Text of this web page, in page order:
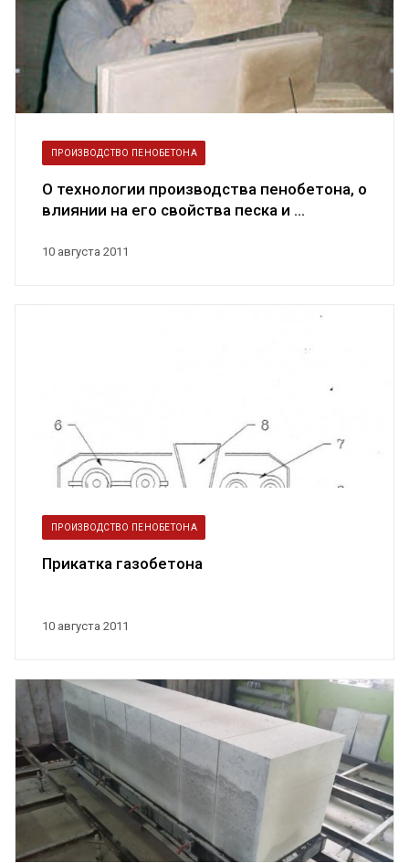
10 августа 2011
ПРОИЗВОДСТВО ПЕНОБЕТОНА
О технологии производства пенобетона, о
влиянии на его свойства песка и ...
10 августа 2011
ПРОИЗВОДСТВО ПЕНОБЕТОНА
Прикатка газобетона